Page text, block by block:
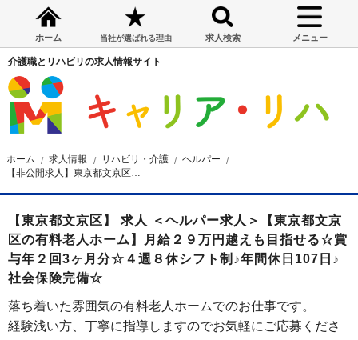
ホーム 当社が選ばれる理由 求人検索 メニュー
介護職とリハビリの求人情報サイト
ホーム 求人情報 リハビリ・介護
ヘルパー
【東京都文京区】 求人 ＜ヘルパー求人＞【東京都文京
区の有料老人ホーム】月給２９万円越えも目指せる☆賞
与年２回3ヶ月分☆４週８休シフト制♪年間休日107日♪
社会保険完備☆
落ち着いた雰囲気の有料老人ホームでのお仕事です。
経験浅い方、丁寧に指導しますのでお気軽にご応募くださ